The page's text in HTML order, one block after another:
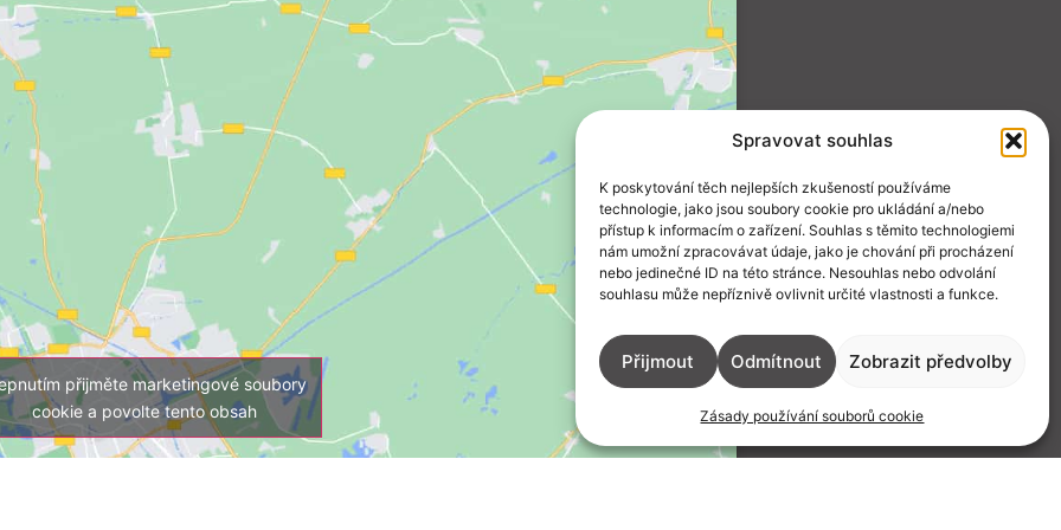
Spravovat souhlas
K poskytování těch nejlepších zkušeností používáme
technologie, jako jsou soubory cookie pro ukládání a/nebo
přístup k informacím o zařízení. Souhlas s těmito technologiemi
nám umožní zpracovávat údaje, jako je chování při procházení
nebo jedinečné ID na této stránce. Nesouhlas nebo odvolání
souhlasu může nepříznivě ovlivnit určité vlastnosti a funkce.
Přijmout Odmítnout Zobrazit předvolby
Zásady používání souborů cookie
přijměte marketingové soubory
cookie a povolte tento obsah